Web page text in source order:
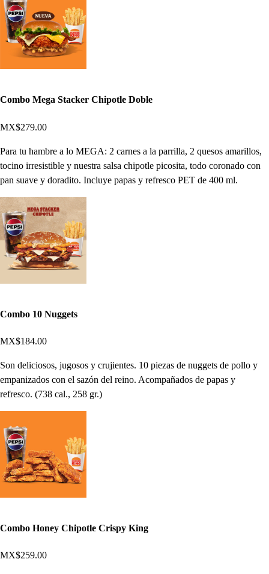
Combo Mega Stacker Chipotle Doble
MX$279.00
Para tu hambre a lo MEGA: 2 carnes a la parrilla, 2 quesos amarillos,
tocino irresistible y nuestra salsa chipotle picosita, todo coronado con
pan suave y doradito. Incluye papas y refresco PET de 400 ml.
Combo 10 Nuggets
MX$184.00
Son deliciosos, jugosos y crujientes. 10 piezas de nuggets de pollo y
empanizados con el sazón del reino. Acompañados de papas y
refresco. (738 cal., 258 gr.)
Combo Honey Chipotle Crispy King
MX$259.00